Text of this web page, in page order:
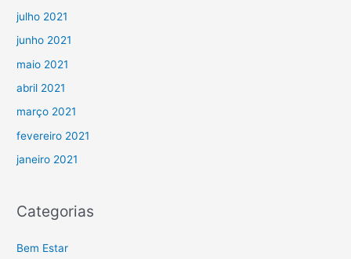
julho 2021
junho 2021
maio 2021
abril 2021
março 2021
fevereiro 2021
janeiro 2021
Categorias
Bem Estar